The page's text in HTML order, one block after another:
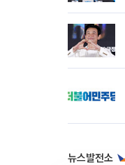
뉴스발전소